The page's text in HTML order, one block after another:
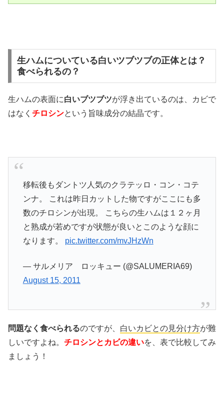
生ハムについている白いツブツブの正体とは？
食べられるの？
生ハムの表面に白いブツブツが浮き出ているのは、カビで
はなく チロシンという旨味成分の結晶です。
移転後もダントツ人気のクラテッロ・コン・コテ
ンナ。 これは昨日カットした物ですがここにも多
数のチロシンが出現。 こちらの生ハムは１２ヶ月
と熟成が若めですが状態が良いとこのような顔に
なります。 pic.twitter.com/mvJHzWn
— サルメリア ロッキュー (@SALUMERIA69)
August 15, 2011
問題なく食べられるのですが、 白いカビとの見分け方が難
しいですよね。 チロシンとカビの違いを、表で比較してみ
ましょう！